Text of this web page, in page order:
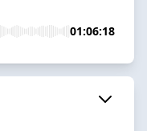
01:06:18